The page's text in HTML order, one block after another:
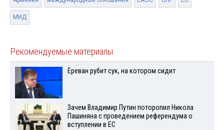
МИД
Рекомендуемые материалы
Ереван рубит сук, на котором сидит
Зачем Владимир Путин поторопил Никола
Пашиняна с проведением референдума о
вступлении в ЕС